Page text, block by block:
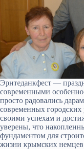
Эрнтеданкфест —
современными
просто радовались
современных городских
своими успехам и
уверены, что
фундаментом для
жизни крымских